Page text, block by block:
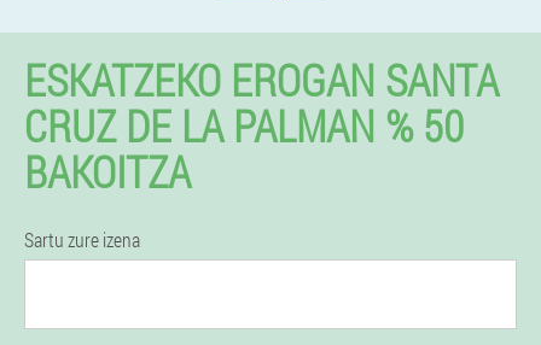
ESKATZEKO EROGAN SANTA
CRUZ DE LA PALMAN % 50
BAKOITZA
Sartu zure izena